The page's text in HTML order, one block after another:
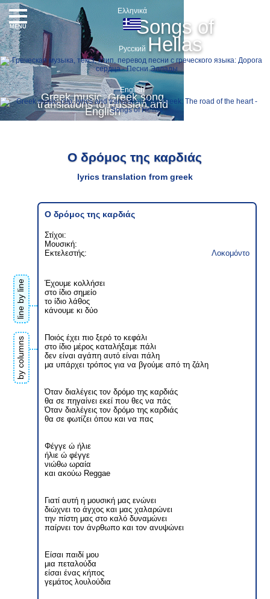
Songs of
Hellas
Greek music, Greek song
translations to Russian and
English
Ελληνικά
Русский
English
MENU
Ο δρόμος της καρδιάς
lyrics translation from greek
line by line
by columns
Ο δρόμος της καρδιάς
Στίχοι:
Μουσική:
Εκτελεστής:
Λοκομόντο
Έχουμε κολλήσει
στο ίδιο σημείο
το ίδιο λάθος
κάνουμε κι δύο
Ποιός έχει πιο ξερό το κεφάλι
στο ίδιο μέρος καταλήξαμε πάλι
δεν είναι αγάπη αυτό είναι πάλη
μα υπάρχει τρόπος για να βγούμε από τη ζάλη
Όταν διαλέγεις τον δρόμο της καρδιάς
θα σε πηγαίνει εκεί που θες να πάς
Όταν διαλέγεις τον δρόμο της καρδιάς
θα σε φωτίζει όπου και να πας
Φέγγε ώ ήλιε
ήλιε ώ φέγγε
νιώθω ωραία
και ακούω Reggae
Γιατί αυτή η μουσική μας ενώνει
διώχνει το άγχος και μας χαλαρώνει
την πίστη μας στο καλό δυναμώνει
παίρνει τον άνρθωπο και τον ανυψώνει
Είσαι παιδί μου
μια πεταλούδα
είσαι ένας κήπος
γεμάτος λουλούδια